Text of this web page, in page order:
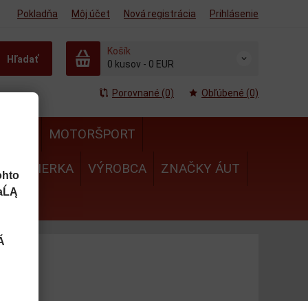
Pokladňa Môj účet Nová registrácia Prihlásenie
Hľadať
Košík
0 kusov - 0 EUR
Porovnané (0) Obľúbené (0)
MOTORŠPORT
MIERKA VÝROBCA ZNAČKY ÁUT